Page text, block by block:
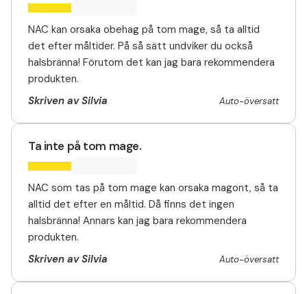
NAC kan orsaka obehag på tom mage, så ta alltid
det efter måltider. På så sätt undviker du också
halsbränna! Förutom det kan jag bara rekommendera
produkten.
Skriven av Silvia
Auto-översatt
Ta inte på tom mage.
NAC som tas på tom mage kan orsaka magont, så ta
alltid det efter en måltid. Då finns det ingen
halsbränna! Annars kan jag bara rekommendera
produkten.
Skriven av Silvia
Auto-översatt